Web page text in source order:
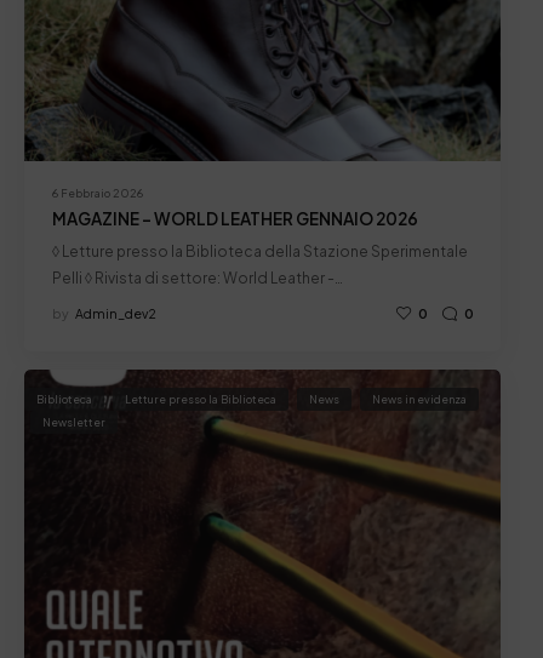
6 Febbraio 2026
MAGAZINE – WORLD LEATHER GENNAIO 2026
◊ Letture presso la Biblioteca della Stazione Sperimentale
Pelli ◊ Rivista di settore: World Leather -…
by Admin_dev2 0 0
Biblioteca Letture presso la Biblioteca News
News in evidenza
Newsletter